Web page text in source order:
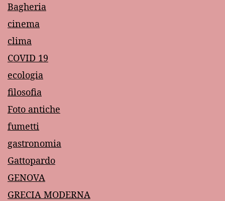
Bagheria
cinema
clima
COVID 19
ecologia
filosofia
Foto antiche
fumetti
gastronomia
Gattopardo
GENOVA
GRECIA MODERNA